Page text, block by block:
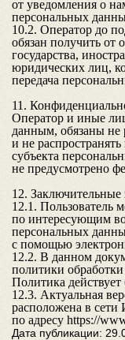
от уведомления о
персональных
10.2. Оператор до
обязан получить от
государства,
юридических лиц,
передача
11.
Оператор и иные
данным, обязаны не
и не
субъекта
не предусмотрено
12.
12.1. Пользователь
по интересующим
персональных
с помощью
12.2. В данном
политики
Политика
12.3. Актуальная
расположена в сети
по адресу https://
Дата публикации: